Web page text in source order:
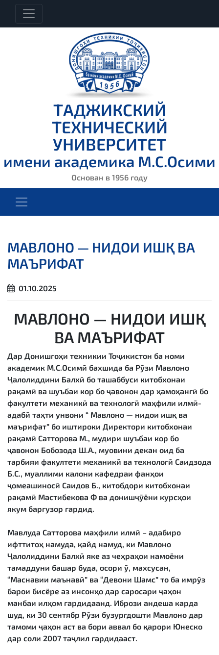
ТАДЖИКСКИЙ
ТЕХНИЧЕСКИЙ
УНИВЕРСИТЕТ
имени академика М.С.Осими
Основан в 1956 году
МАВЛОНО — НИДОИ ИШҚ ВА
МАЪРИФАТ
01.10.2025
МАВЛОНО — НИДОИ ИШҚ
ВА МАЪРИФАТ
Дар Донишгоҳи техникии Тоҷикистон ба номи
академик М.С.Осимӣ бахшида ба Рӯзи Мавлоно
Ҷалолиддини Балхӣ бо ташаббуси китобхонаи
рақамӣ ва шуъбаи кор бо ҷавонон дар ҳамоҳангӣ бо
факултети механикӣ ва технологӣ маҳфили илмӣ-
адабӣ таҳти унвони “ Мавлоно — нидои ишқ ва
маърифат” бо иштироки Директори китобхонаи
рақамӣ Сатторова М., мудири шуъбаи кор бо
ҷавонон Бобозода Ш.А., муовини декан оид ба
тарбияи факултети механикӣ ва технологӣ Саидзода
Б.С., муаллими калони кафедраи фанҳои
ҷомеашиносӣ Саидов Б., китобдори китобхонаи
рақамӣ Мастибекова Ф ва донишҷӯёни курсҳои
якум баргузор гардид.
Мавлуда Сатторова маҳфили илмӣ – адабиро
ифттитоҳ намуда, қайд намуд, ки Мавлоно
Ҷалолиддини Балхӣ яке аз чеҳраҳои намоёни
тамаддуни башар буда, осори ӯ, махсусан,
“Маснавии маънавӣ” ва “Девони Шамс” то ба имрӯз
барои бисёре аз инсонҳо дар саросари ҷаҳон
манбаи илҳом гардидаанд. Ибрози андеша карда
шуд, ки 30 сентябр Рӯзи бузургдошти Мавлоно дар
тамоми ҷаҳон аст ва бори аввал бо қарори Юнеско
дар соли 2007 таҷлил гардидааст.